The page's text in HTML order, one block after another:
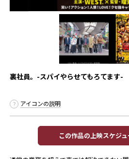
裏社員。-スパイやらせてもろてます-
アイコンの説明
この作品の上映スケジ